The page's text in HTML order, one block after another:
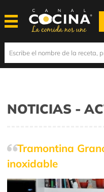
NOTICIAS -
Tramontina
inoxidable